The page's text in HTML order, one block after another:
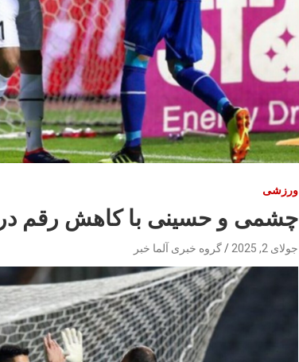
ورزشی
چشمی و حسینی با کاهش رقم
جولای 2, 2025 گروه خبری آلما خبر